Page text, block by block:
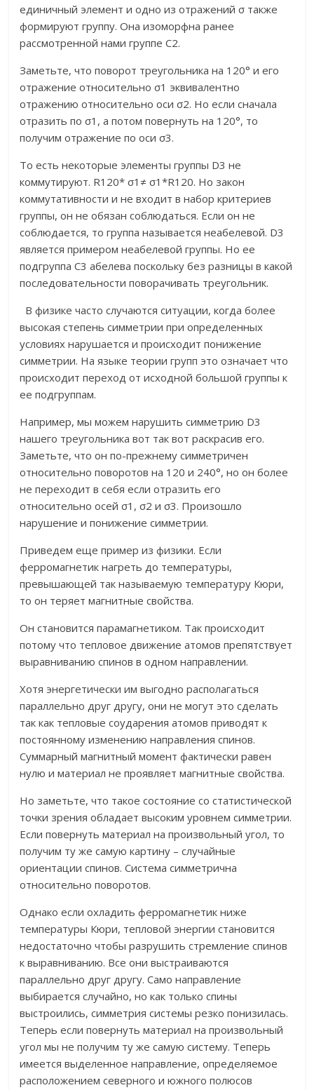
единичный элемент и одно из отражений σ также
формируют группу. Она изоморфна ранее
рассмотренной нами группе С2.
Заметьте, что поворот треугольника на 120° и его
отражение относительно σ1 эквивалентно
отражению относительно оси σ2. Но если сначала
отразить по σ1, а потом повернуть на 120°, то
получим отражение по оси σ3.
То есть некоторые элементы группы D3 не
коммутируют. R120* σ1≠ σ1*R120. Но закон
коммутативности и не входит в набор критериев
группы, он не обязан соблюдаться. Если он не
соблюдается, то группа называется неабелевой. D3
является примером неабелевой группы. Но ее
подгруппа С3 абелева поскольку без разницы в какой
последовательности поворачивать треугольник.
В физике часто случаются ситуации, когда более
высокая степень симметрии при определенных
условиях нарушается и происходит понижение
симметрии. На языке теории групп это означает что
происходит переход от исходной большой группы к
ее подгруппам.
Например, мы можем нарушить симметрию D3
нашего треугольника вот так вот раскрасив его.
Заметьте, что он по-прежнему симметричен
относительно поворотов на 120 и 240°, но он более
не переходит в себя если отразить его
относительно осей σ1, σ2 и σ3. Произошло
нарушение и понижение симметрии.
Приведем еще пример из физики. Если
ферромагнетик нагреть до температуры,
превышающей так называемую температуру Кюри,
то он теряет магнитные свойства.
Он становится парамагнетиком. Так происходит
потому что тепловое движение атомов препятствует
выравниванию спинов в одном направлении.
Хотя энергетически им выгодно располагаться
параллельно друг другу, они не могут это сделать
так как тепловые соударения атомов приводят к
постоянному изменению направления спинов.
Суммарный магнитный момент фактически равен
нулю и материал не проявляет магнитные свойства.
Но заметьте, что такое состояние со статистической
точки зрения обладает высоким уровнем симметрии.
Если повернуть материал на произвольный угол, то
получим ту же самую картину – случайные
ориентации спинов. Система симметрична
относительно поворотов.
Однако если охладить ферромагнетик ниже
температуры Кюри, тепловой энергии становится
недостаточно чтобы разрушить стремление спинов
к выравниванию. Все они выстраиваются
параллельно друг другу. Само направление
выбирается случайно, но как только спины
выстроились, симметрия системы резко понизилась.
Теперь если повернуть материал на произвольный
угол мы не получим ту же самую систему. Теперь
имеется выделенное направление, определяемое
расположением северного и южного полюсов